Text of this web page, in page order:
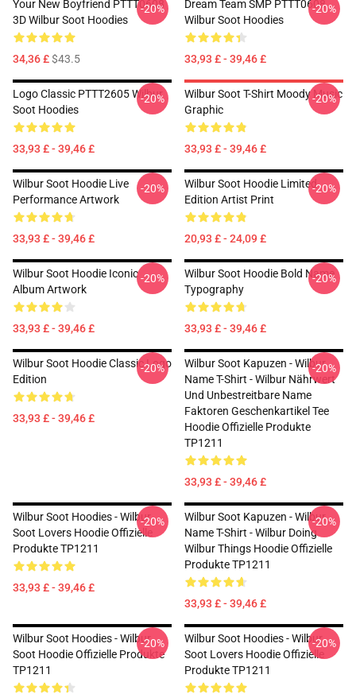
Your New Boyfriend PTTT0608
3D Wilbur Soot Hoodies
34,36 £$43.5
-20%
Dream Team SMP PTTT0608
Wilbur Soot Hoodies
33,93 £ - 39,46 £
-20%
Logo Classic PTTT2605 Wilbur
Soot Hoodies
33,93 £ - 39,46 £
-20%
Wilbur Soot T-Shirt Moody Music
Graphic
33,93 £ - 39,46 £
-20%
Wilbur Soot Hoodie Live
Performance Artwork
33,93 £ - 39,46 £
-20%
Wilbur Soot Hoodie Limited
Edition Artist Print
20,93 £ - 24,09 £
-20%
Wilbur Soot Hoodie Iconic
Album Artwork
33,93 £ - 39,46 £
-20%
Wilbur Soot Hoodie Bold Name
Typography
33,93 £ - 39,46 £
-20%
Wilbur Soot Hoodie Classic Logo
Edition
33,93 £ - 39,46 £
-20%
Wilbur Soot Kapuzen - Wilbur
Name T-Shirt - Wilbur Nährwert
Und Unbestreitbare Name
Faktoren Geschenkartikel Tee
Hoodie Offizielle Produkte
TP1211
33,93 £ - 39,46 £
-20%
Wilbur Soot Hoodies - Wilbur
Soot Lovers Hoodie Offizielle
Produkte TP1211
33,93 £ - 39,46 £
-20%
Wilbur Soot Kapuzen - Wilbur
Name T-Shirt - Wilbur Doing
Wilbur Things Hoodie Offizielle
Produkte TP1211
33,93 £ - 39,46 £
-20%
Wilbur Soot Hoodies - Wilbur
Soot Hoodie Offizielle Produkte
TP1211
-20%
Wilbur Soot Hoodies - Wilbur
Soot Lovers Hoodie Offizielle
Produkte TP1211
-20%